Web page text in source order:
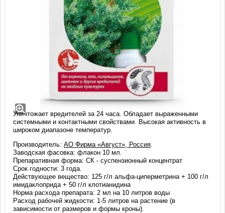
Пиноцид, СК (10 мл)
Мощный инсектицид продолжительного действия против
насекомых-вредителей хвойных (хермесы, тли, щитовки,
ложнощитовки, мучнистые червецы, пилильщики, листовертки).
Уничтожает вредителей за 24 часа. Обладает выраженными
системными и контактными свойствами. Высокая активность в
широком диапазоне температур.
Производитель:АО Фирма «Август», Россия
Заводская фасовка: флакон 10 мл.
Препаративная форма: СК - суспензионный концентрат
Срок годности: 3 года.
Действующее вещество: 125 г/л альфа-циперметрина + 100 г/л
имидаклоприда + 50 г/л клотианидина
Норма расхода препарата: 2 мл на 10 литров воды
Расход рабочей жидкости: 1-5 литров на растение (в
зависимости от размеров и формы кроны).